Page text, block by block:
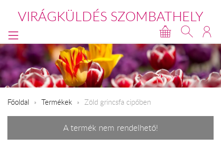
VIRÁGKÜLDÉS SZOMBATHELY
Főoldal Termékek Zöld grincsfa cipőben
A termék nem rendelhető!